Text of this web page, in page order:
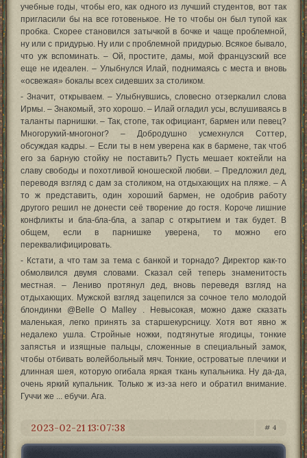
учебные годы, чтобы его, как одного из лучший студентов, вот так
пригласили бы на все готовенькое. Не то чтобы он был тупой как
пробка. Скорее становился затычкой в бочке и чаще проблемной,
ну или с придурью. Ну или с проблемной придурью. Всякое бывало,
что уж вспоминать. – Ой, простите, дамы, мой французский все
еще не идеален. – Улыбнулся Илай, поднимаясь с места и вновь
«освежая» бокалы всех сидевших за столиком.
- Значит, открываем. – Улыбнувшись, словесно отзеркалил слова
Ирмы. – Знакомый, это хорошо. – Илай огладил усы, вслушиваясь в
таланты парнишки. – Так, стопе, так официант, бармен или певец?
Многорукий-многоног? – Добродушно усмехнулся Соттер,
обсуждая кадры. – Если ты в нем уверена как в бармене, так чтоб
его за барную стойку не поставить? Пусть мешает коктейли на
славу свободы и похотливой юношеской любви. – Предложил дед,
переводя взгляд с дам за столиком, на отдыхающих на пляже. – А
то ж представить, один хороший бармен, не одобрив работу
другого решил не донести сеё творение до гостя. Короче лишние
конфликты и бла-бла-бла, а запар с открытием и так будет. В
общем, если в парнишке уверена, то можно его
переквалифицировать.
- Кстати, а что там за тема с банкой и торнадо? Директор как-то
обмолвился двумя словами. Сказал сей теперь знаменитость
местная. – Лениво протянул дед, вновь переведя взгляд на
отдыхающих. Мужской взгляд зацепился за сочное тело молодой
блондинки @Belle O Malley . Невысокая, можно даже сказать
маленькая, легко принять за старшекурсницу. Хотя вот явно ж
недалеко ушла. Стройные ножки, подтянутые ягодицы, тонкие
запястья и изящные пальцы, сложенные в специальный замок,
чтобы отбивать волейбольный мяч. Тонкие, островатые плечики и
длинная шея, которую огибала яркая ткань купальника. Ну да-да,
очень яркий купальник. Только ж из-за него и обратил внимание.
Гуччи же ... ебучи. Ага.
4
2023-02-21 13:07:38